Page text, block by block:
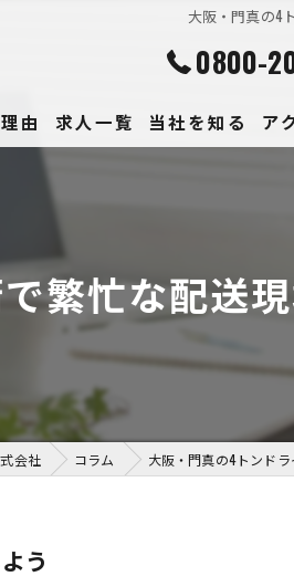
大阪・門真の4
0800-
由 求人一覧 当社を知る
高収入
ア
繁忙な配送
会社 コラム 大阪・門真の4トンド
う